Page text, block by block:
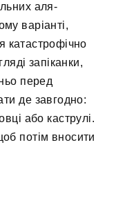
аля-
варіанті,
катастрофічно
запіканки,
перед
де завгодно:
або каструлі.
потім вносити